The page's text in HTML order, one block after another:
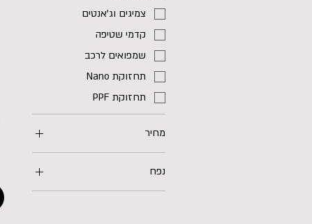
צמיגים וג'אנטים
קדמי שטיפה
שמפואים לרכב
תחזוקת Nano
תחזוקת PPF
מחיר
נפח
1 ליטר